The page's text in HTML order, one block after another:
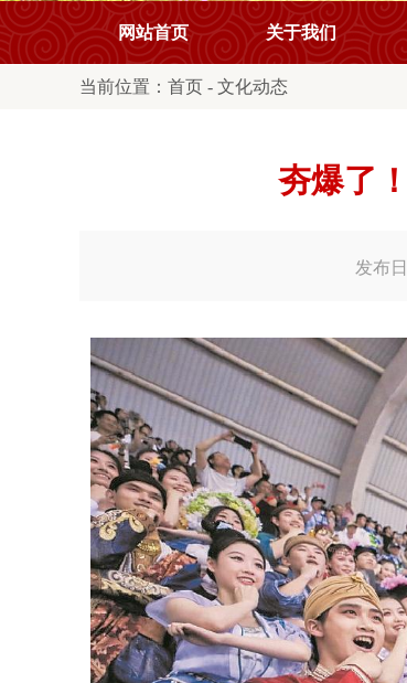
网站首页 关于我们
当前位置： 首页 - 文化动态
夯爆了
发布